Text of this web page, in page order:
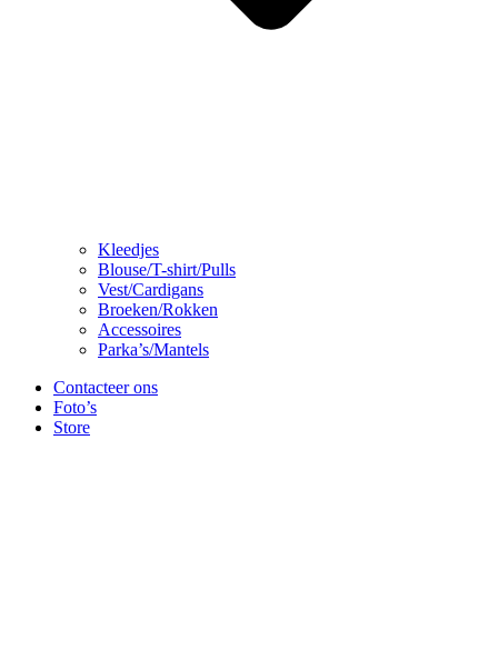
Kleedjes
Blouse/T-shirt/Pulls
Vest/Cardigans
Broeken/Rokken
Accessoires
Parka’s/Mantels
Contacteer ons
Foto’s
Store